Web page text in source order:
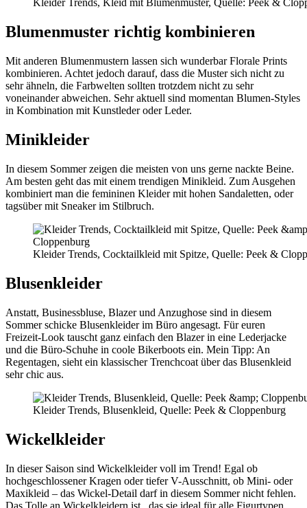
Kleider Trends, Kleid mit Blumenmuster, Quelle: Peek &
Blumenmuster richtig kombinieren
Mit anderen Blumenmustern lassen sich wunderbar Florale Prints
kombinieren. Achtet jedoch darauf, dass die Muster sich nicht zu
sehr ähneln, die Farbwelten sollten trotzdem nicht zu sehr
voneinander abweichen. Sehr aktuell sind momentan Blumen-Styles
in Kombination mit Kunstleder oder Leder.
Minikleider
In diesem Sommer zeigen die meisten von uns gerne nackte Beine.
Am besten geht das mit einem trendigen Minikleid. Zum Ausgehen
kombiniert man die femininen Kleider mit hohen Sandaletten, oder
tagsüber mit Sneaker im Stilbruch.
Kleider Trends, Cocktailkleid mit Spitze, Quelle: Peek &
Blusenkleider
Anstatt, Businessbluse, Blazer und Anzughose sind in diesem
Sommer schicke Blusenkleider im Büro angesagt. Für euren
Freizeit-Look tauscht ganz einfach den Blazer in eine Lederjacke
und die Büro-Schuhe in coole Bikerboots ein. Mein Tipp: An
Regentagen, sieht ein klassischer Trenchcoat über das Blusenkleid
sehr chic aus.
Kleider Trends, Blusenkleid, Quelle: Peek & Cloppenburg
Wickelkleider
In dieser Saison sind Wickelkleider voll im Trend! Egal ob
hochgeschlossener Kragen oder tiefer V-Ausschnitt, ob Mini- oder
Maxikleid – das Wickel-Detail darf in diesem Sommer nicht fehlen.
Das Tolle an Wickelkleidern ist , das sie ideal für alle Figurtypen